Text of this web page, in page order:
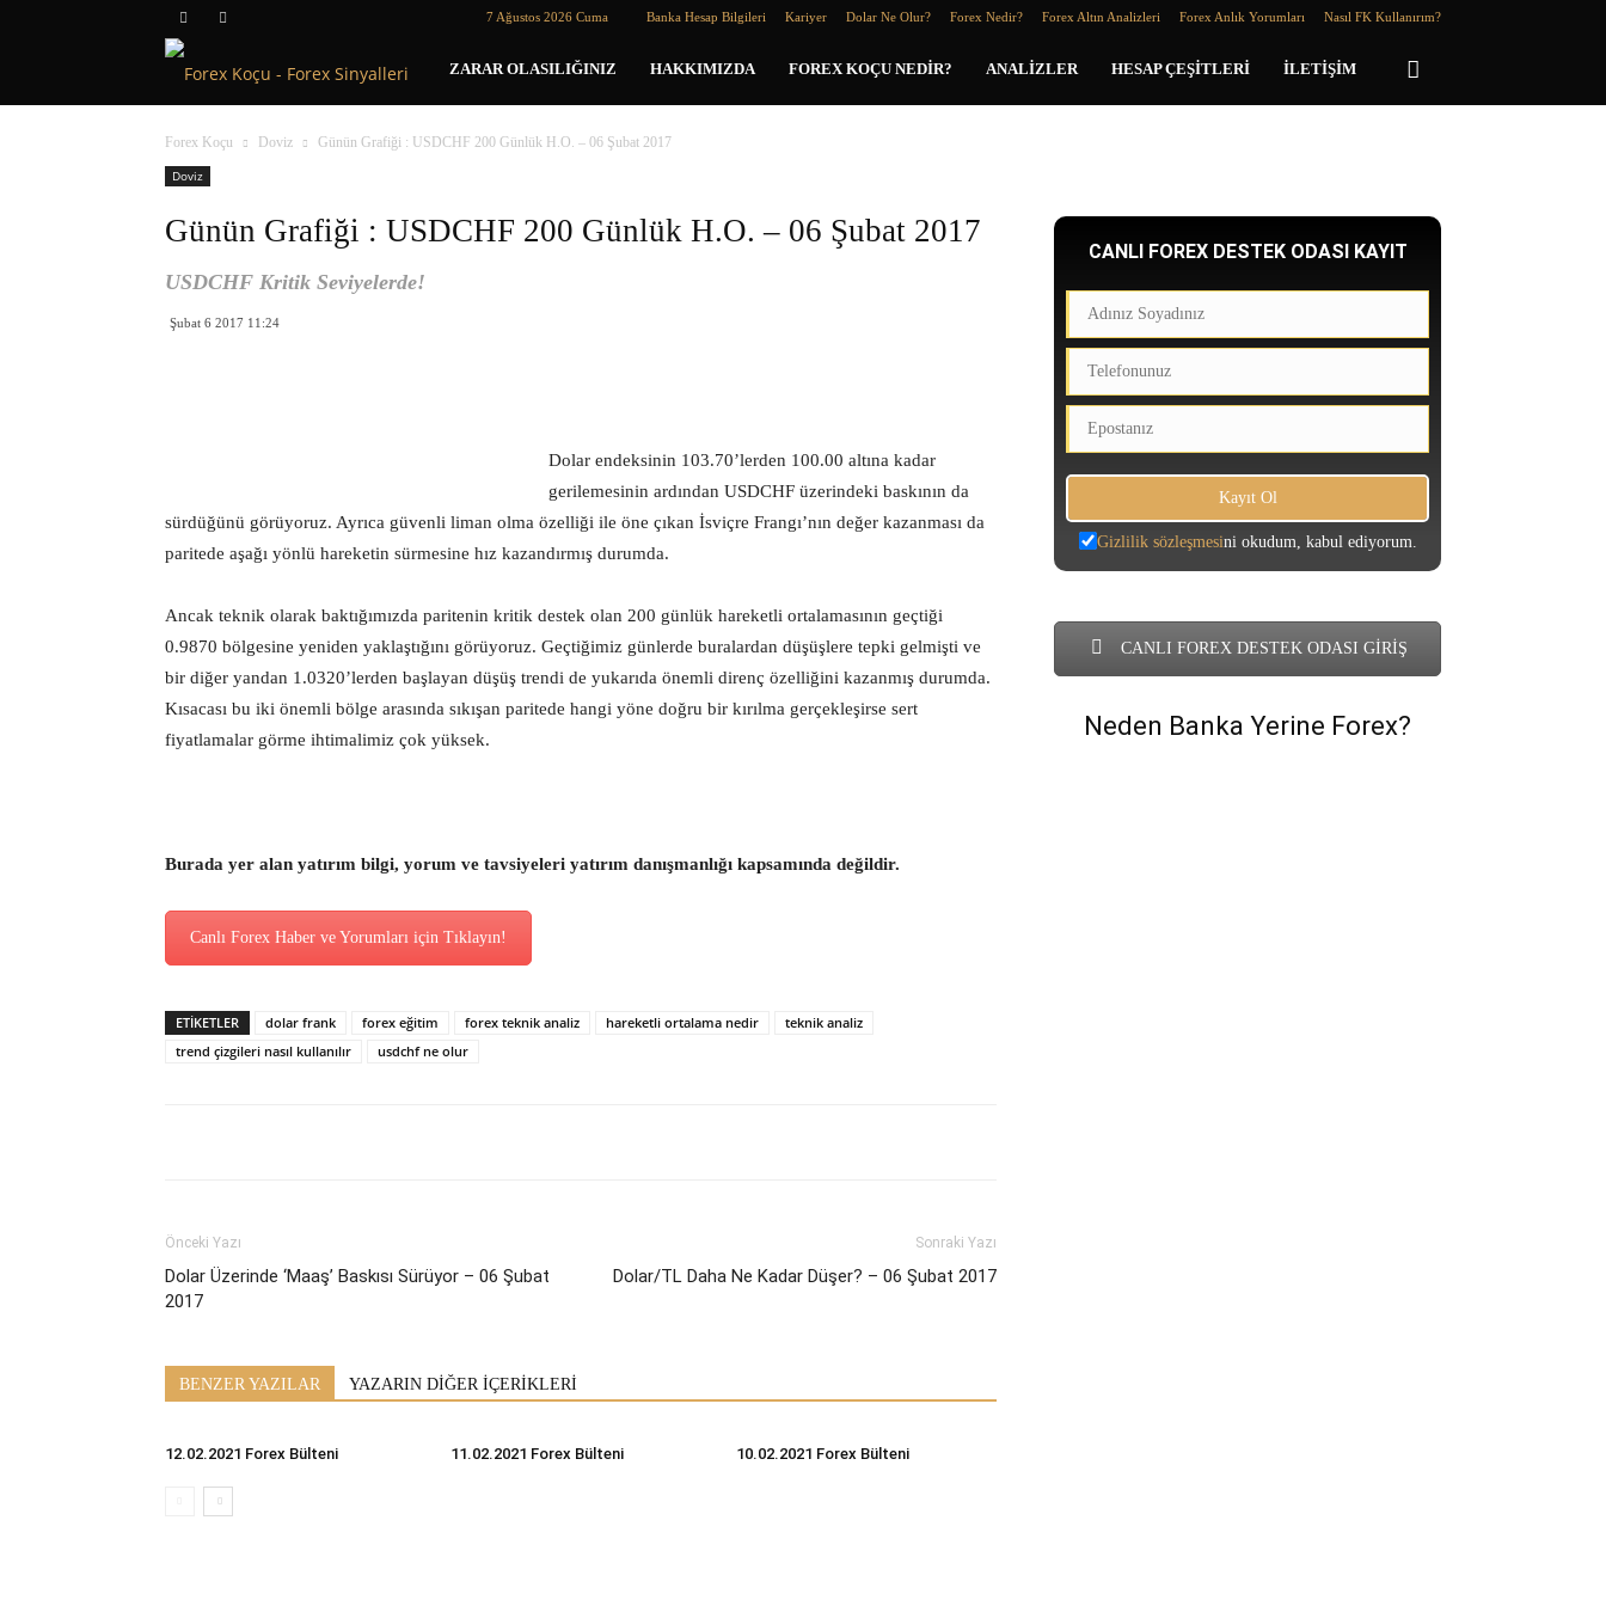
7 Ağustos 2026 Cuma Banka Hesap Bilgileri Kariyer Dolar Ne Olur? Forex Nedir? Forex Altın Analizleri Forex Anlık Yorumları Nasıl FK Kullanırım?
Forex
Koçu
ZARAR OLASILIĞINIZ HAKKIMIZDA FOREX KOÇU NEDIR? ANALIZLER HESAP ÇEŞITLERI İLETIŞIM
Forex Koçu Doviz
Günün Grafiği : USDCHF 200 Günlük H.O. – 06 Şubat 2017
Doviz
Günün Grafiği : USDCHF 200 Günlük H.O. – 06 Şubat 2017
USDCHF Kritik Seviyelerde!
Şubat 6 2017 11:24
Dolar endeksinin 103.70’lerden 100.00 altına kadar
gerilemesinin ardından USDCHF üzerindeki baskının da
sürdüğünü görüyoruz. Ayrıca güvenli liman olma özelliği ile öne çıkan İsviçre Frangı’nın değer kazanması da
paritede aşağı yönlü hareketin sürmesine hız kazandırmış durumda.
Ancak teknik olarak baktığımızda paritenin kritik destek olan 200 günlük hareketli ortalamasının geçtiği
0.9870 bölgesine yeniden yaklaştığını görüyoruz. Geçtiğimiz günlerde buralardan düşüşlere tepki gelmişti ve
bir diğer yandan 1.0320’lerden başlayan düşüş trendi de yukarıda önemli direnç özelliğini kazanmış durumda.
Kısacası bu iki önemli bölge arasında sıkışan paritede hangi yöne doğru bir kırılma gerçekleşirse sert
fiyatlamalar görme ihtimalimiz çok yüksek.
Burada yer alan yatırım bilgi, yorum ve tavsiyeleri yatırım danışmanlığı kapsamında değildir.
Canlı Forex Haber ve Yorumları için Tıklayın!
ETİKETLER dolar frank forex eğitim forex teknik analiz hareketli ortalama nedir
teknik analiz
trend çizgileri nasıl kullanılır
usdchf ne olur
Önceki Yazı
Dolar Üzerinde ‘Maaş’ Baskısı Sürüyor – 06 Şubat
2017
Sonraki Yazı
Dolar/TL Daha Ne Kadar Düşer? – 06 Şubat 2017
BENZER YAZILAR YAZARIN DİĞER İÇERİKLERİ
12.02.2021 Forex Bülteni 11.02.2021 Forex Bülteni 10.02.2021 Forex Bülteni
CANLI FOREX DESTEK ODASI KAYIT
Gizlilik sözleşmesini okudum, kabul ediyorum.
CANLI FOREX DESTEK ODASI GİRİŞ
Neden Banka Yerine Forex?